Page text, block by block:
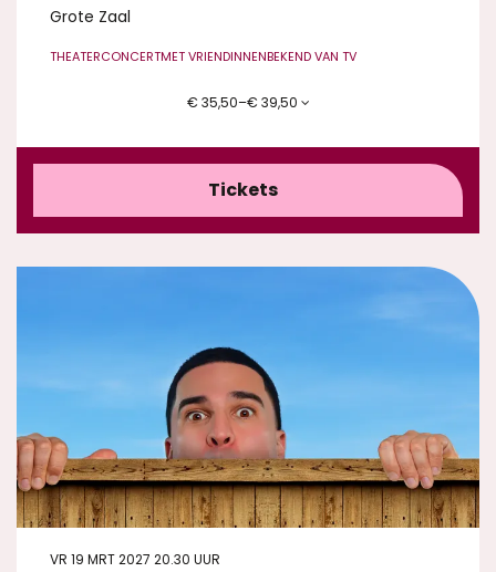
Grote Zaal
THEATERCONCERTMET VRIENDINNENBEKEND VAN TV
€ 35,50–€ 39,50
Tickets
VR 19 MRT 2027 20.30 UUR